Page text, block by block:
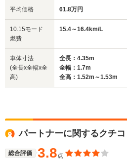
サイズ
(全長x全幅x全高)
WLTCモード
燃費
全幅
1.7m
平均価格 61.8万円
10.15モード
燃費
15.4～16.4km/L
車体寸法
(全長x全幅x全
高)
全長：4.35m
全幅：1.7m
全高：1.52m～1.53m
パートナーに関するクチ
総合評価 3.8 点